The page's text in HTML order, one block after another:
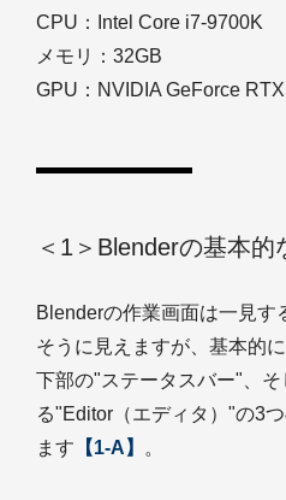
CPU：Intel Core i7-9700K
メモリ：32GB
GPU：NVIDIA GeForce
＜1＞Blenderの基本的
Blenderの作業画面は一見す
そうに見えますが、基本的
下部の"ステータスバー"、
る"Editor（エディタ）"の3
ます 【1-A】 。